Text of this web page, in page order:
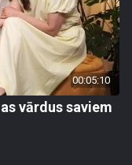
00:05:10
vārdus saviem